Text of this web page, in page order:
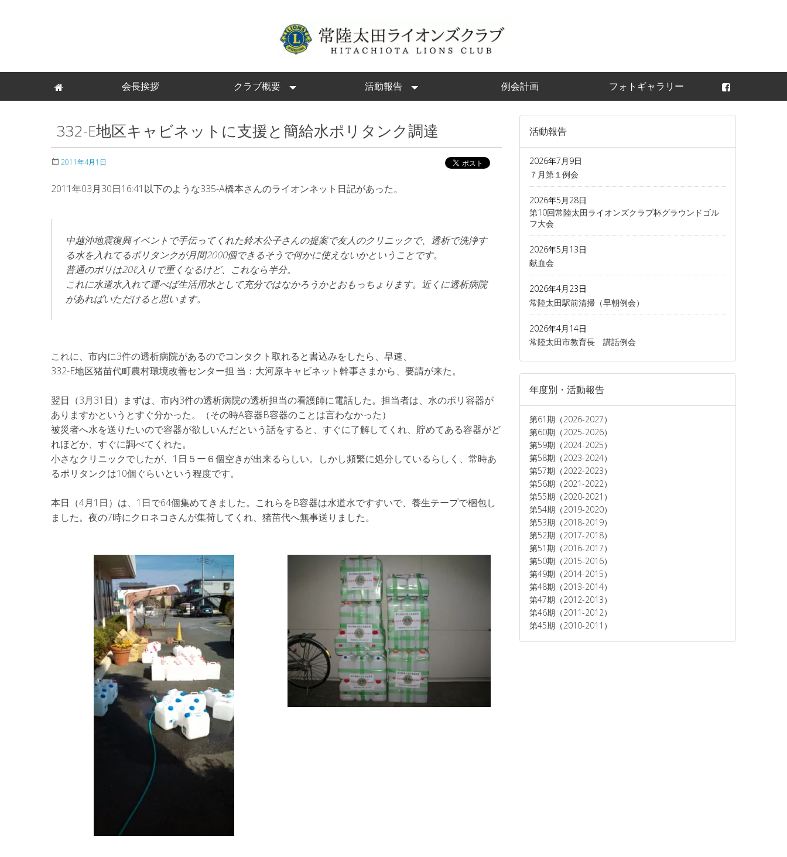
会長挨拶 クラブ概要 活動報告 例会計画 フォトギャラリー
332-E地区キャビネットに支援と簡給水ポリタンク調達
2011年4月1日
2011年03月30日16:41以下のような335-A橋本さんのライオンネット日記があった。
中越沖地震復興イベントで手伝ってくれた鈴木公子さんの提案で友人のクリニックで、透析で洗浄す
る水を入れてるポリタンクが月間2000個できるそうで何かに使えないかということです。
普通のポリは20ℓ入りで重くなるけど、これなら半分。
これに水道水入れて運べば生活用水として充分ではなかろうかとおもっちょります。近くに透析病院
があればいただけると思います。
これに、市内に3件の透析病院があるのでコンタクト取れると書込みをしたら、早速、
332-E地区猪苗代町農村環境改善センター担 当：大河原キャビネット幹事さまから、要請が来た。
翌日（3月31日）まずは、市内3件の透析病院の透析担当の看護師に電話した。担当者は、水のポリ容器が
ありますかというとすぐ分かった。（その時A容器B容器のことは言わなかった）
被災者へ水を送りたいので容器が欲しいんだという話をすると、すぐに了解してくれ、貯めてある容器がど
れほどか、すぐに調べてくれた。
小さなクリニックでしたが、1日５ー６個空きが出来るらしい。しかし頻繁に処分しているらしく、常時あ
るポリタンクは10個ぐらいという程度です。
本日（4月1日）は、1日で64個集めてきました。これらをB容器は水道水ですすいで、養生テープで梱包し
ました。夜の7時にクロネコさんが集荷してくれ、猪苗代へ無事送りました。
活動報告
2026年7月9日
７月第１例会
2026年5月28日
第10回常陸太田ライオンズクラブ杯グラウンドゴル
フ大会
2026年5月13日
献血会
2026年4月23日
常陸太田駅前清掃（早朝例会）
2026年4月14日
常陸太田市教育長 講話例会
年度別・活動報告
第61期（2026-2027）
第60期（2025-2026）
第59期（2024-2025）
第58期（2023-2024）
第57期（2022-2023）
第56期（2021-2022）
第55期（2020-2021）
第54期（2019-2020）
第53期（2018-2019）
第52期（2017-2018）
第51期（2016-2017）
第50期（2015-2016）
第49期（2014-2015）
第48期（2013-2014）
第47期（2012-2013）
第46期（2011-2012）
第45期（2010-2011）